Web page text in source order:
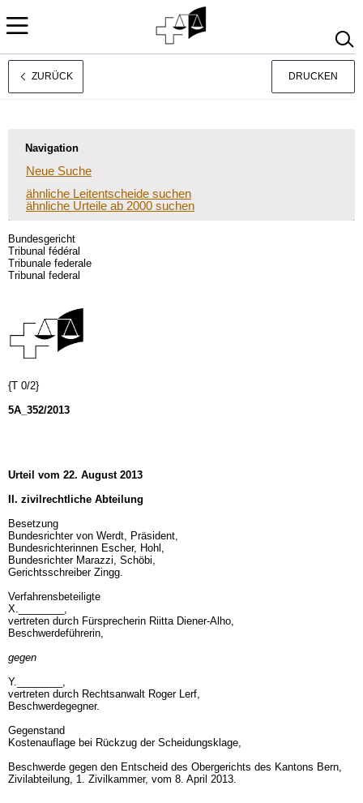
Français
ZURÜCK DRUCKEN
Navigation
Neue Suche
ähnliche Leitentscheide suchen
ähnliche Urteile ab 2000 suchen
Bundesgericht
Tribunal fédéral
Tribunale federale
Tribunal federal
{T 0/2}
5A_352/2013
Urteil vom 22. August 2013
II. zivilrechtliche Abteilung
Besetzung
Bundesrichter von Werdt, Präsident,
Bundesrichterinnen Escher, Hohl,
Bundesrichter Marazzi, Schöbi,
Gerichtsschreiber Zingg.
Verfahrensbeteiligte
X.________,
vertreten durch Fürsprecherin Riitta Diener-Alho,
Beschwerdeführerin,
gegen
Y.________,
vertreten durch Rechtsanwalt Roger Lerf,
Beschwerdegegner.
Gegenstand
Kostenauflage bei Rückzug der Scheidungsklage,
Beschwerde gegen den Entscheid des Obergerichts des Kantons Bern,
Zivilabteilung, 1. Zivilkammer, vom 8. April 2013.